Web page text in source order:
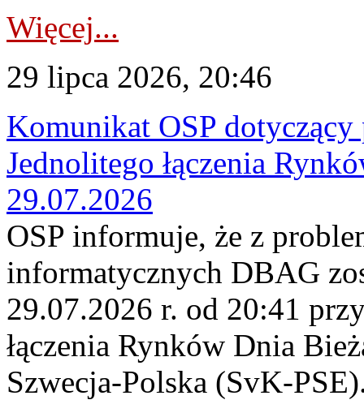
Więcej...
29 lipca 2026, 20:46
Komunikat OSP
Jednolitego łączenia
29.07.2026
OSP informuje, że z
informatycznych DBAG
29.07.2026 r. od 20:41
łączenia Rynków Dnia
Szwecja-Polska (SvK-